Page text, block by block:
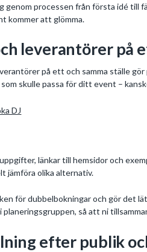
genom processen från första idé
kommer att glömma.
leverantörer på
på ett och samma ställe
skulle passa för ditt event –
DJ
länkar till hemsidor och
jämföra olika alternativ.
för dubbelbokningar och gör det
planeringsgruppen, så att ni
efter publik